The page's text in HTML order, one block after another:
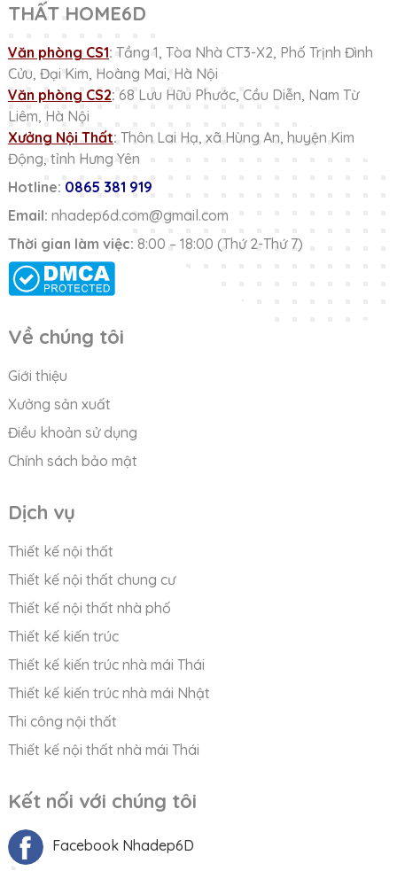
THẤT HOME6D
Văn phòng CS1: Tầng 1, Tòa Nhà CT3-X2, Phố Trịnh Đình
Cửu, Đại Kim, Hoàng Mai, Hà Nội
Văn phòng CS2: 68 Lưu Hữu Phước, Cầu Diễn, Nam Từ
Liêm, Hà Nội
Xưởng Nội Thất: Thôn Lai Hạ, xã Hùng An, huyện Kim
Động, tỉnh Hưng Yên
Hotline: 0865 381 919
Email: nhadep6d.com@gmail.com
Thời gian làm việc: 8:00 – 18:00 (Thứ 2-Thứ 7)
Về chúng tôi
Giới thiệu
Xưởng sản xuất
Điều khoản sử dụng
Chính sách bảo mật
Dịch vụ
Thiết kế nội thất
Thiết kế nội thất chung cư
Thiết kế nội thất nhà phố
Thiết kế kiến trúc
Thiết kế kiến trúc nhà mái Thái
Thiết kế kiến trúc nhà mái Nhật
Thi công nội thất
Thiết kế nội thất nhà mái Thái
Kết nối với chúng tôi
Facebook Nhadep6D